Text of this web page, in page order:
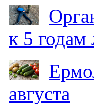
к 5
августа